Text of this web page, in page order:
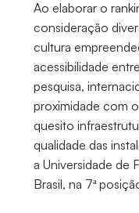
Ao elaborar o
consideração
cultura
acessibilidade
pesquisa,
proximidade com
quesito
qualidade das
a Universidade de
Brasil, na 7ª